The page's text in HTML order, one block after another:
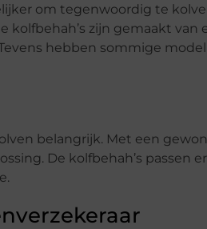
om tegenwoordig te
zijn gemaakt
hebben sommige
belangrijk. Met een
De kolfbehah’s passen